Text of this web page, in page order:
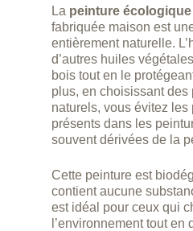
La peinture
fabriquée maison est
entièrement naturelle.
d’autres huiles
bois tout en le
plus, en choisissant des
naturels, vous évitez
présents dans les
souvent dérivées de la
Cette peinture est
contient aucune
est idéal pour ceux qui
l’environnement tout en